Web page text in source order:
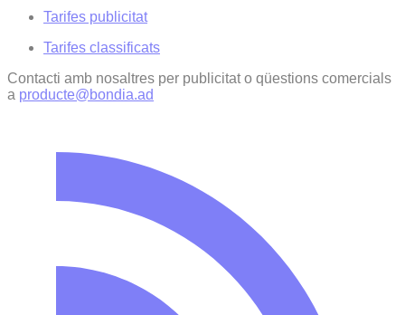
Tarifes publicitat
Tarifes classificats
Contacti amb nosaltres per publicitat o qüestions comercials
a producte@bondia.ad